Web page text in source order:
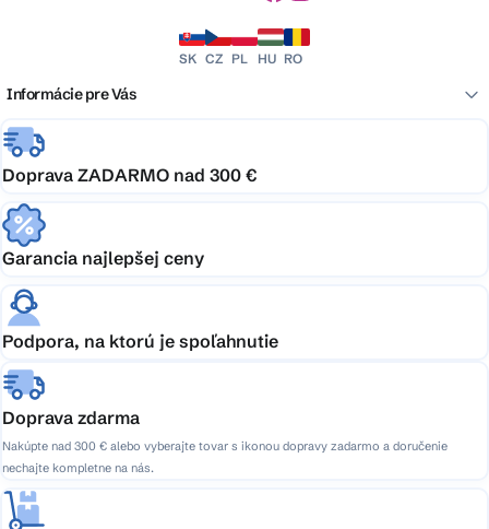
SK CZ PL HU RO
Informácie pre Vás
Doprava ZADARMO nad 300 €
Garancia najlepšej ceny
Podpora, na ktorú je spoľahnutie
Doprava zdarma
Nakúpte nad 300 € alebo vyberajte tovar s ikonou dopravy zadarmo a doručenie
nechajte kompletne na nás.